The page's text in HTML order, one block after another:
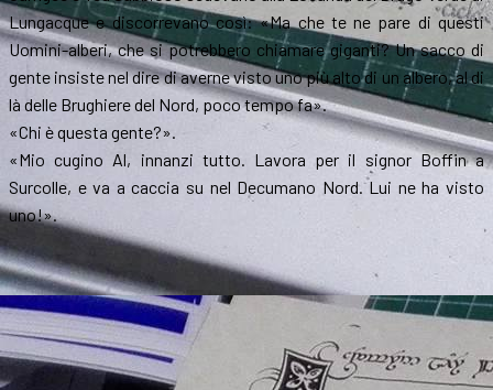
Lungacque e discorrevano così: «Ma che te ne pare di questi
Uomini-alberi, che si potrebbero chiamare giganti? Un sacco di
gente insiste nel dire di averne visto uno più alto di un albero, al di
là delle Brughiere del Nord, poco tempo fa».
«Chi è questa gente?».
«Mio cugino Al, innanzi tutto. Lavora per il signor Boffin a
Surcolle, e va a caccia su nel Decumano Nord. Lui ne ha visto
uno!».